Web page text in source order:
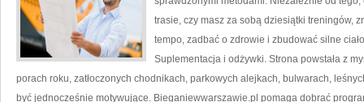
trasie, czy masz za sobą dziesiątki treningów,
tempo, zadbać o zdrowie i zbudować silne
Suplementacja i odżywki. Strona powstała z
porach roku, zatłoczonych chodnikach, parkowych alejkach, bulwarach,
być jednocześnie motywujące. Bieganiewwarszawie.pl pomaga dobrać